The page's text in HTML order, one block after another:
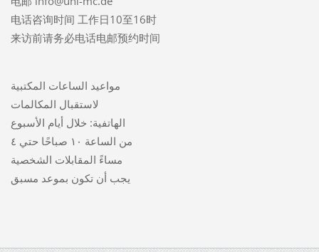
电话咨询时间 工作日10至16时
来访前请务必电话电邮预约时间
مواعيد الساعات المكتبية
لاستقبال المكالمات
الهاتفية: خلال أيام الأسبوع
من الساعة ١٠ صباحًا حتي ٤
مساءً المقابلات الشخصية
يجب أن تكون بموعد مسبق